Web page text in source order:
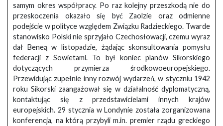
samym okres współpracy. Po raz kolejny przeszkodą nie do
przeskoczenia okazało się być Zaolzie oraz odmienne
podejście w polityce względem Związku Radzieckiego. Twarde
stanowisko Polski nie sprzyjało Czechosłowacji, czemu wyraz
dał Beneą w listopadzie, żądając skonsultowania pomysłu
federacji z Sowietami. To był koniec planów Sikorskiego
dotyczących przymierza środkowoeuropejskiego.
Przewidując zupełnie inny rozwój wydarzeń, w styczniu 1942
roku Sikorski zaangażował się w działalność dyplomatyczną,
kontaktując się z przedstawicielami innych krajów
europejskich. 29 stycznia w Londynie została zorganizowana
konferencja, na którą przybyli m.in. premier rządu greckiego